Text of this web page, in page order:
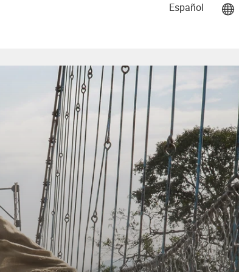
Español